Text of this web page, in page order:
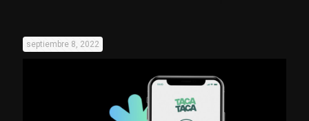
septiembre 8, 2022